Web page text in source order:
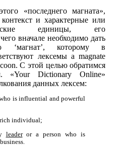
«последнего магната»,
и характерные или
единицы, его
вначале необходимо дать
‘магнат’, которому в
лексемы a magnate
С этой целью обратимся
«Your Dictionary Online»
данных лексем:
is influential and powerful
individual;
leaderor a person who is